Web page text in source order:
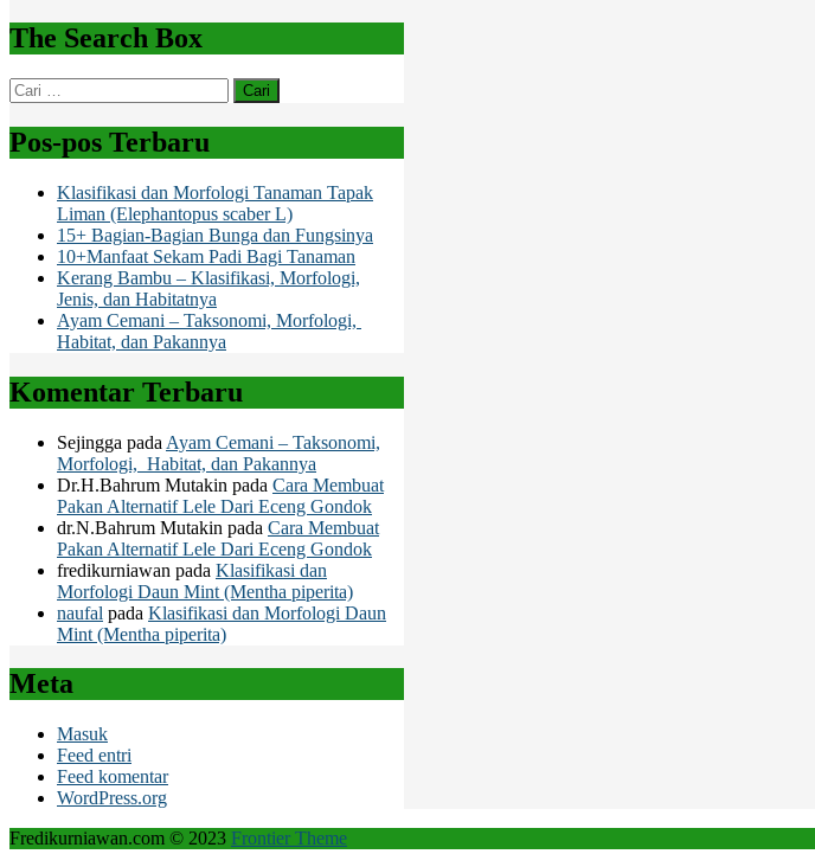
The Search Box
Cari
untuk:
Pos-pos Terbaru
Klasifikasi dan Morfologi Tanaman Tapak
Liman (Elephantopus scaber L)
15+ Bagian-Bagian Bunga dan Fungsinya
10+Manfaat Sekam Padi Bagi Tanaman
Kerang Bambu – Klasifikasi, Morfologi,
Jenis, dan Habitatnya
Ayam Cemani – Taksonomi, Morfologi,
Habitat, dan Pakannya
Komentar Terbaru
Sejingga pada Ayam Cemani – Taksonomi,
Morfologi, Habitat, dan Pakannya
Dr.H.Bahrum Mutakin pada Cara Membuat
Pakan Alternatif Lele Dari Eceng Gondok
dr.N.Bahrum Mutakin pada Cara Membuat
Pakan Alternatif Lele Dari Eceng Gondok
fredikurniawan pada Klasifikasi dan
Morfologi Daun Mint (Mentha piperita)
naufal pada Klasifikasi dan Morfologi Daun
Mint (Mentha piperita)
Meta
Masuk
Feed entri
Feed komentar
WordPress.org
Fredikurniawan.com © 2023 Frontier Theme